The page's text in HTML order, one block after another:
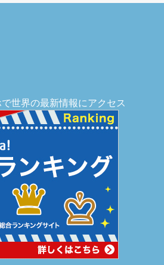
世界の最新情報にアクセス